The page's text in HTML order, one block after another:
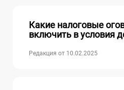
Какие налоговые
включить в условия
Редакция от 10.02.2025